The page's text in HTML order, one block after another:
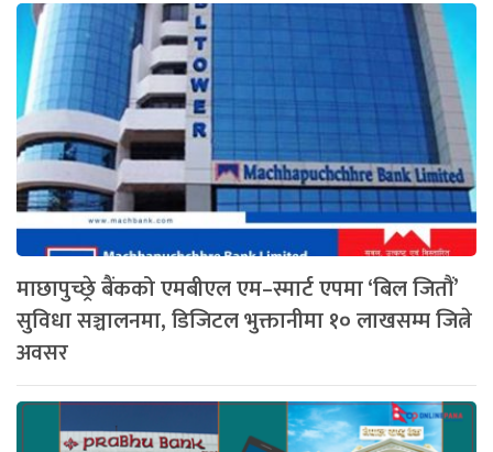
माछापुच्छ्रे बैंकको एमबीएल एम–स्मार्ट एपमा ‘बिल जितौं’
सुविधा सञ्चालनमा, डिजिटल भुक्तानीमा १० लाखसम्म जित्ने
अवसर